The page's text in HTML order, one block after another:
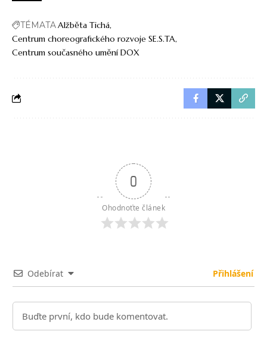
TÉMATAAlžběta Tichá
Centrum choreografického rozvoje SE.S.TA
Centrum současného umění DOX
0
Ohodnoťte článek
Odebírat Přihlášení